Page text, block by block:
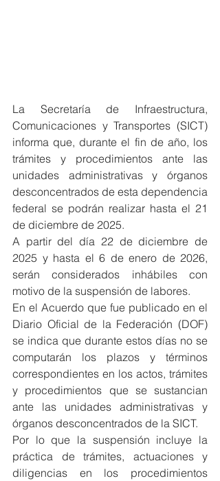
La Secretaría de Infraestructura,
Comunicaciones y Transportes (SICT)
informa que, durante el fin de año, los
trámites y procedimientos ante las
unidades administrativas y órganos
desconcentrados de esta dependencia
federal se podrán realizar hasta el 21
de diciembre de 2025.
A partir del día 22 de diciembre de
2025 y hasta el 6 de enero de 2026,
serán considerados inhábiles con
motivo de la suspensión de labores.
En el Acuerdo que fue publicado en el
Diario Oficial de la Federación (DOF)
se indica que durante estos días no se
computarán los plazos y términos
correspondientes en los actos, trámites
y procedimientos que se sustancian
ante las unidades administrativas y
órganos desconcentrados de la SICT.
Por lo que la suspensión incluye la
práctica de trámites, actuaciones y
diligencias en los procedimientos